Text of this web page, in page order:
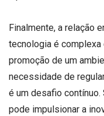
Finalmente, a relação
tecnologia é
promoção de um
necessidade de
é um desafio
pode impulsionar a